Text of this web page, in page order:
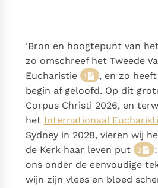
Denzinger
Nieuwste Documenten
In Christus wordt onze honger
Leer de kostbare parel van Gods
herkennen
Gods Koninkrijk groeit stilletjes
dwang
De mystiek. De mystieke
heiligheid
Open uw hart voor het zaad van
'Bron en hoogtepunt van
zo omschreef het Tweede
Eucharistie
1
, en zo
begin af geloofd. Op dit
Corpus Christi 2026, en
het Internationaal
Sydney in 2028, vieren wij
de Kerk haar leven put
2
ons onder de eenvoudige
wijn zijn vlees en bloed